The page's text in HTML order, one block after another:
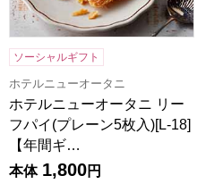
ソーシャルギフト
ホテルニューオータニ
ホテルニューオータニ リー
フパイ(プレーン5枚入)[L-18]
【年間ギ…
本体 1,800円